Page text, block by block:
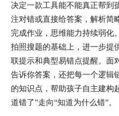
决定一款工具能不能真正帮到
注对错或直接给答案，解析简
完成作业，思维能力持续弱化
拍照搜题的基础上，进一步提
联提示和典型易错点提醒。面
告诉你答案，还把每一个逻辑
的知识点，帮助孩子自主建构
道错了”走向“知道为什么错”。